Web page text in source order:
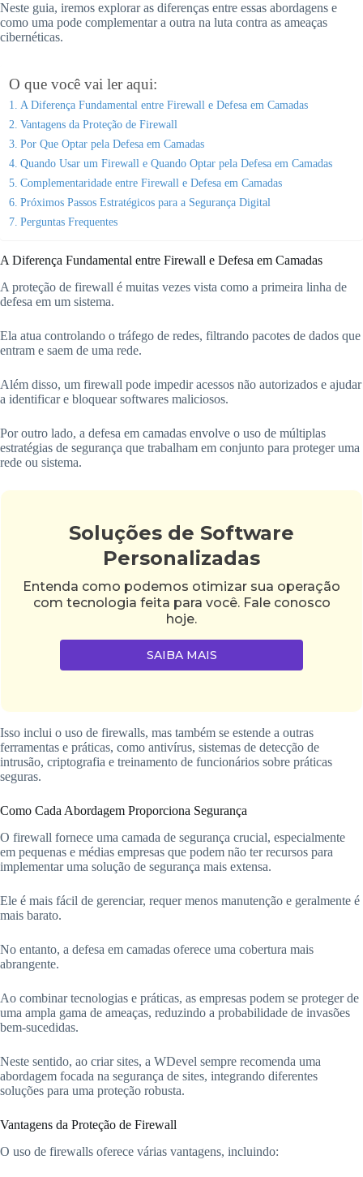
Neste guia, iremos explorar as diferenças entre essas abordagens e
como uma pode complementar a outra na luta contra as ameaças
cibernéticas.
O que você vai ler aqui:
A Diferença Fundamental entre Firewall e Defesa em Camadas
Vantagens da Proteção de Firewall
Por Que Optar pela Defesa em Camadas
Quando Usar um Firewall e Quando Optar pela Defesa em Camadas
Complementaridade entre Firewall e Defesa em Camadas
Próximos Passos Estratégicos para a Segurança Digital
Perguntas Frequentes
A Diferença Fundamental entre Firewall e Defesa em Camadas
A proteção de firewall é muitas vezes vista como a primeira linha de
defesa em um sistema.
Ela atua controlando o tráfego de redes, filtrando pacotes de dados que
entram e saem de uma rede.
Além disso, um firewall pode impedir acessos não autorizados e ajudar
a identificar e bloquear softwares maliciosos.
Por outro lado, a defesa em camadas envolve o uso de múltiplas
estratégias de segurança que trabalham em conjunto para proteger uma
rede ou sistema.
Soluções de Software
Personalizadas
Entenda como podemos otimizar sua operação
com tecnologia feita para você. Fale conosco
hoje.
SAIBA MAIS
Isso inclui o uso de firewalls, mas também se estende a outras
ferramentas e práticas, como antivírus, sistemas de detecção de
intrusão, criptografia e treinamento de funcionários sobre práticas
seguras.
Como Cada Abordagem Proporciona Segurança
O firewall fornece uma camada de segurança crucial, especialmente
em pequenas e médias empresas que podem não ter recursos para
implementar uma solução de segurança mais extensa.
Ele é mais fácil de gerenciar, requer menos manutenção e geralmente é
mais barato.
No entanto, a defesa em camadas oferece uma cobertura mais
abrangente.
Ao combinar tecnologias e práticas, as empresas podem se proteger de
uma ampla gama de ameaças, reduzindo a probabilidade de invasões
bem-sucedidas.
Neste sentido, ao criar sites, a WDevel sempre recomenda uma
abordagem focada na segurança de sites, integrando diferentes
soluções para uma proteção robusta.
Vantagens da Proteção de Firewall
O uso de firewalls oferece várias vantagens, incluindo: